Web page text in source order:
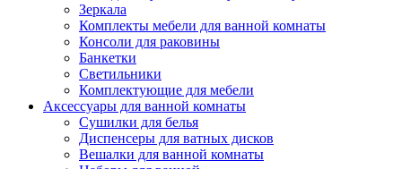
Зеркала
Комплекты мебели для ванной комнаты
Консоли для раковины
Банкетки
Светильники
Комплектующие для мебели
Аксессуары для ванной комнаты
Сушилки для белья
Диспенсеры для ватных дисков
Вешалки для ванной комнаты